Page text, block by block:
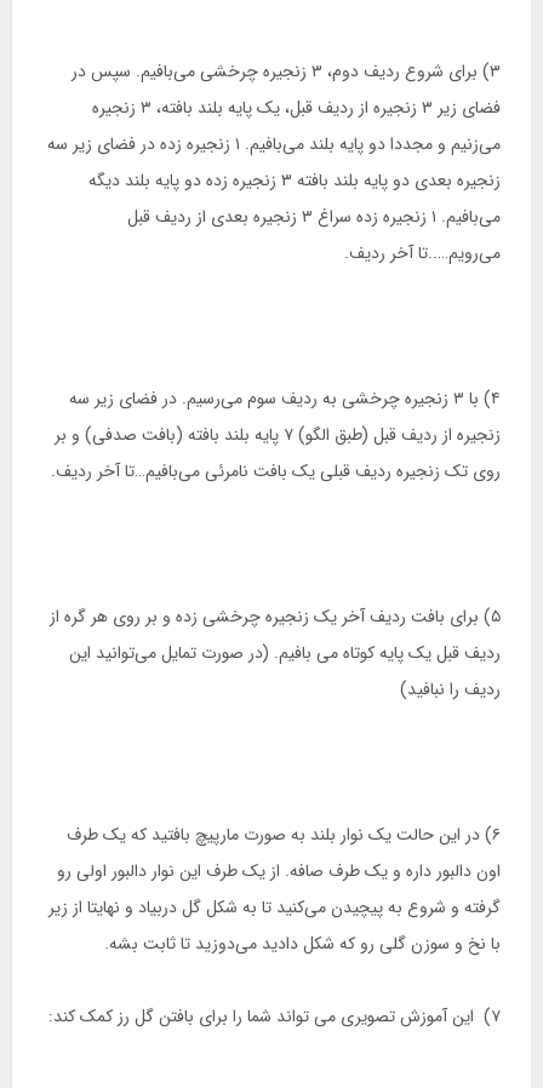
۳) برای شروع ردیف دوم، ۳ زنجیره چرخشی می‌بافیم. سپس در
فضای زیر ۳ زنجیره از ردیف قبل، یک پایه بلند بافته، ۳ زنجیره
می‌زنیم و مجددا دو پایه بلند می‌بافیم. ۱ زنجیره زده در فضای زیر سه
زنجیره بعدی دو پایه بلند بافته ۳ زنجیره زده دو پایه بلند دیگه
می‌بافیم. ۱ زنجیره زده سراغ ۳ زنجیره بعدی از ردیف قبل
می‌رویم…..تا آخر ردیف.
۴) با ۳ زنجیره چرخشی به ردیف سوم می‌رسیم. در فضای زیر سه
زنجیره از ردیف قبل (طبق الگو) ۷ پایه بلند بافته (بافت صدفی) و بر
روی تک زنجیره ردیف قبلی یک بافت نامرئی می‌بافیم…تا آخر ردیف.
۵) برای بافت ردیف آخر یک زنجیره چرخشی زده و بر روی هر گره از
ردیف قبل یک پایه کوتاه می بافیم. (در صورت تمایل می‌توانید این
ردیف را نبافید)
۶) در این حالت یک نوار بلند به صورت مارپیچ بافتید که یک طرف
اون دالبور داره و یک طرف صافه. از یک طرف این نوار دالبور اولی رو
گرفته و شروع به پیچیدن می‌کنید تا به شکل گل دربیاد و نهایتا از زیر
با نخ و سوزن گلی رو که شکل دادید می‌دوزید تا ثابت بشه.
۷) این آموزش تصویری می تواند شما را برای بافتن گل رز کمک کند: